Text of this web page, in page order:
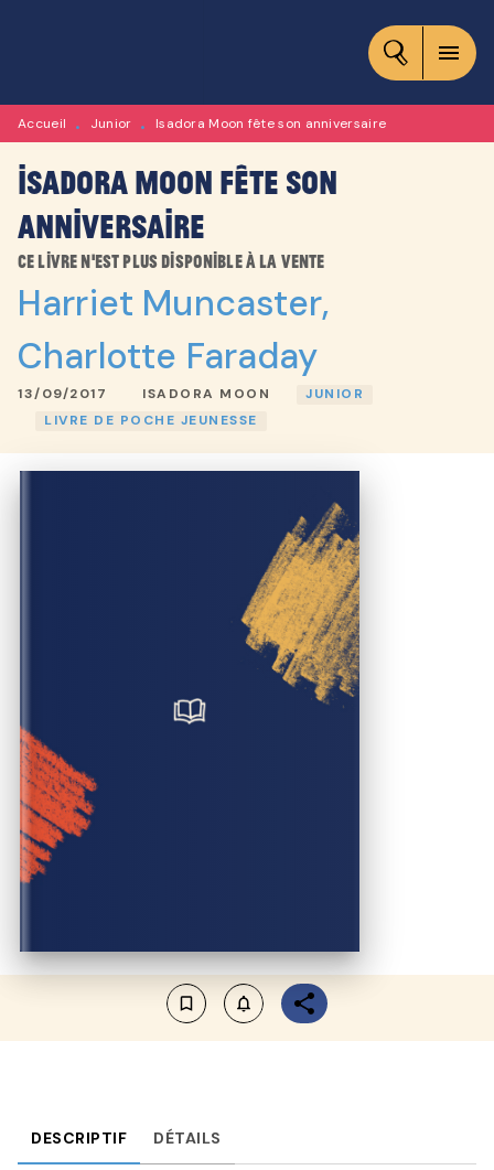
CONTENU
menu
Accueil • Junior • Isadora Moon fête son anniversaire
Isadora Moon fête son
anniversaire
Ce livre n'est plus disponible à la vente
Harriet Muncaster,
Charlotte Faraday
13/09/2017 ISADORA MOON
JUNIOR
LIVRE DE POCHE JEUNESSE
bookmark_border notifications_none_outlined
DESCRIPTIF DÉTAILS